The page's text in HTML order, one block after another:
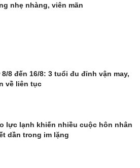
nhẹ nhàng, viên mãn
8/8 đến 16/8: 3 tuổi đu đỉnh vận may,
về liên tục
lực lạnh khiến nhiều cuộc hôn nhân
dần trong im lặng